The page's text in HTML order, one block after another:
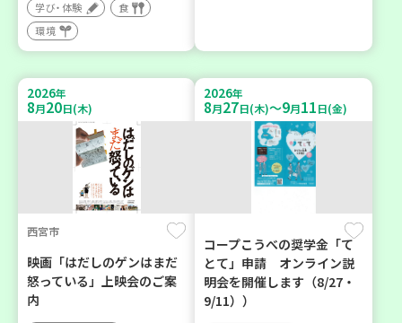
学び・体験
食
環境
2026年
8月20日(木)
西宮市
映画「はだしのゲンはまだ
怒っている」上映会のご案
内
2026年
8月27日(木)～9月11日(金)
コープこうべの奨学金「て
とて」申請 オンライン説
明会を開催します（8/27・
9/11））